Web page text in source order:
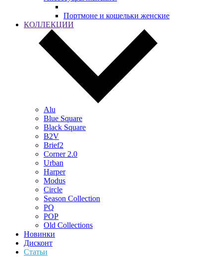
Портмоне и кошельки женские
КОЛЛЕКЦИИ
Alu
Blue Square
Black Square
B2V
Brief2
Corner 2.0
Urban
Harper
Modus
Circle
Season Collection
PQ
POP
Old Collections
Новинки
Дисконт
Статьи